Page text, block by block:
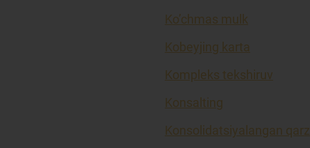
Ko’chmas mulk
Kobeyjing karta
Kompleks tekshiruv
Konsalting
Konsolidatsiyalangan qarz